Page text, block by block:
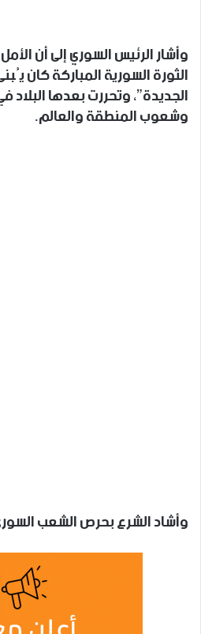
وأشار الرئيس السوري إلى أن
الثورة السورية المباركة كان
الجديدة”، وتحررت بعدها
وشعوب المنطقة والعالم.
وأشاد الشرع بحرص الشعب